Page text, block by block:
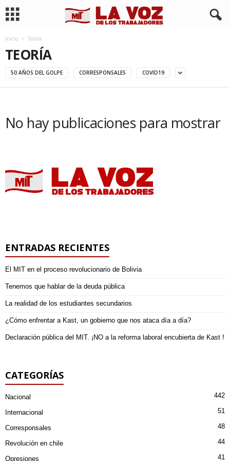
Inicio Teoría
TEORÍA
50 AÑOS DEL GOLPE CORRESPONSALES COVID19
No hay publicaciones para mostrar
ENTRADAS RECIENTES
El MIT en el proceso revolucionario de Bolivia
Tenemos que hablar de la deuda pública
La realidad de los estudiantes secundarios
¿Cómo enfrentar a Kast, un gobierno que nos ataca día a día?
Declaración pública del MIT. ¡NO a la reforma laboral encubierta de Kast !
CATEGORÍAS
Nacional 442
Internacional 51
Corresponsales 48
Revolución en chile 44
Opresiones 41